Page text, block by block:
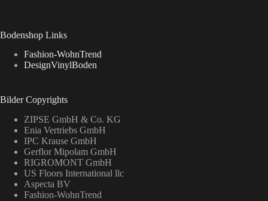
Bodenshop Links
Fashion-WohnTrend
DesignVinylBoden
Bilder Copyrights
ZIPSE GmbH & Co. KG
Enia Vertriebs GmbH
IPC Krause GmbH
Gerflor Mipolam GmbH
RIGROMONT GmbH
US Floors International llc
Aspecta BV
Fashion-WohnTrend